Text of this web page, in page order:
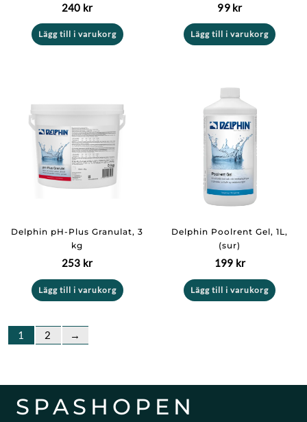
240 kr
Lägg till i varukorg
99 kr
Lägg till i varukorg
Delphin pH-Plus Granulat, 3
kg
253 kr
Lägg till i varukorg
Delphin Poolrent Gel, 1L,
(sur)
199 kr
Lägg till i varukorg
1 2 →
SPASHOPEN